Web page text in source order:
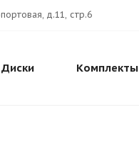
д.11, стр.6
Диски Комплекты